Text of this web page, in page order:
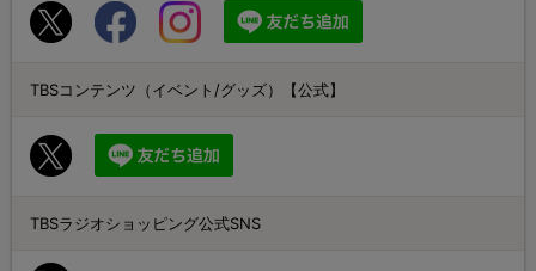
TBSコンテンツ（イベント/グッズ）【公式】
TBSラジオショッピング公式SNS